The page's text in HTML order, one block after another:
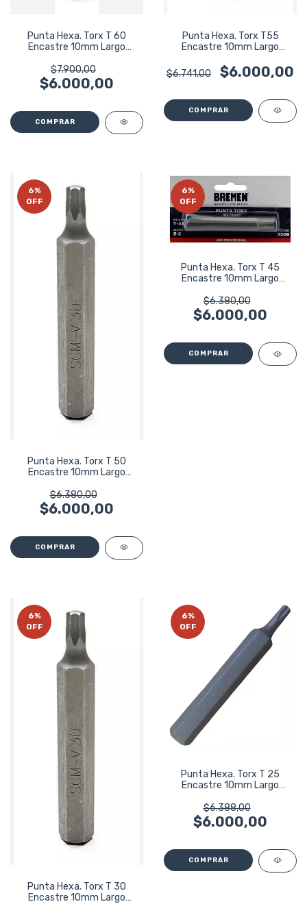
Punta Hexa. Torx T 60
Encastre 10mm Largo
$7.900,00
$6.000,00
Punta Hexa. Torx T55
Encastre 10mm Largo
$6.741,00
$6.000,00
6%
OFF
Punta Hexa. Torx T 50
Encastre 10mm Largo
$6.380,00
$6.000,00
6%
OFF
Punta Hexa. Torx T 45
Encastre 10mm Largo
$6.380,00
$6.000,00
6%
OFF
Punta Hexa. Torx T 30
Encastre 10mm Largo
6%
OFF
Punta Hexa. Torx T 25
Encastre 10mm Largo
$6.388,00
$6.000,00